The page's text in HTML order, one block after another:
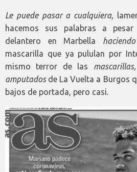
Le puede pasar a cualquiera,
hacemos sus palabras a
delantero en Marbella
mascarilla que ya pululan por
mismo terror de las
amputados de La Vuelta a Burgos
bajos de portada, pero casi.